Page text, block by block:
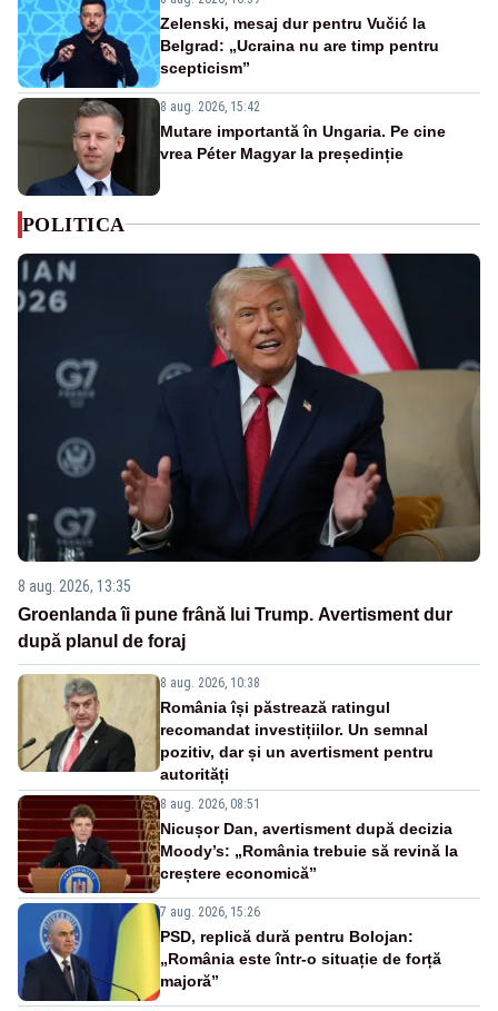
Zelenski, mesaj dur pentru Vučić la
Belgrad: „Ucraina nu are timp pentru
scepticism”
8 aug. 2026, 15:42
Mutare importantă în Ungaria. Pe cine
vrea Péter Magyar la președinție
POLITICA
8 aug. 2026, 13:35
Groenlanda îi pune frână lui Trump. Avertisment dur
după planul de foraj
8 aug. 2026, 10:38
România își păstrează ratingul
recomandat investițiilor. Un semnal
pozitiv, dar și un avertisment pentru
autorități
8 aug. 2026, 08:51
Nicușor Dan, avertisment după decizia
Moody’s: „România trebuie să revină la
creștere economică”
7 aug. 2026, 15:26
PSD, replică dură pentru Bolojan:
„România este într-o situație de forță
majoră”